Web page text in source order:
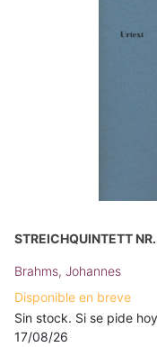
STREICHQUINTETT
Brahms, Johannes
Disponible en breve
Sin stock. Si se pide
17/08/26